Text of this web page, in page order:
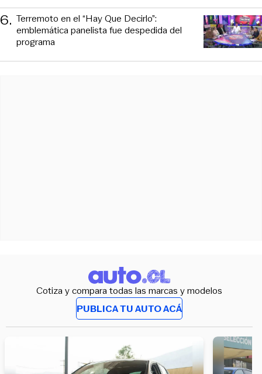
6. Terremoto en el “Hay Que Decirlo”:
emblemática panelista fue despedida del
programa
Cotiza y compara todas las marcas y modelos
PUBLICA TU AUTO ACÁ